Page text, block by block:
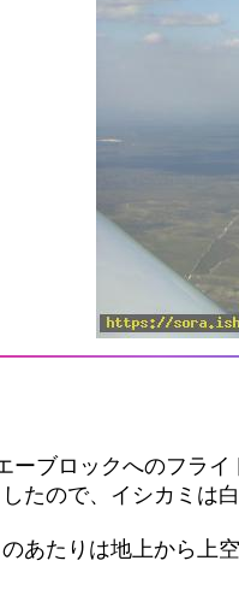
ブロックへのフラ
たので、イシカミは
あたりは地上から上